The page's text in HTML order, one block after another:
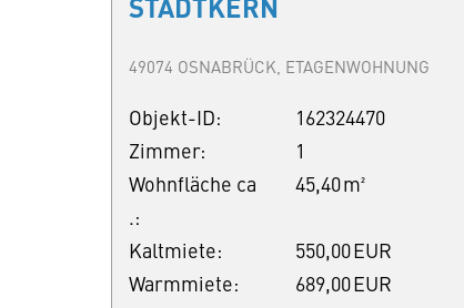
49074 OSNABRÜCK, ETAGENWOHNUNG
Objekt-ID:
162324470
Zimmer:
1
Wohnfläche ca
.:
45,40 m²
Kaltmiete:
550,00 EUR
Warmmiete:
689,00 EUR